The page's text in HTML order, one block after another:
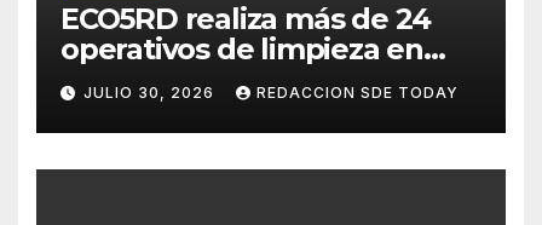
ECO5RD realiza más de 24
operativos de limpieza en
diferentes provincias y
municipios del país
JULIO 30, 2026 REDACCION SDE TODAY